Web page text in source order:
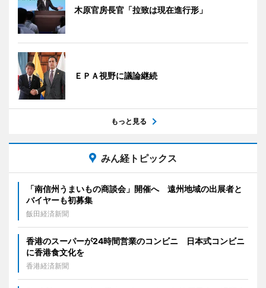
木原官房長官「拉致は現在進行形」
ＥＰＡ視野に議論継続
もっと見る
みん経トピックス
「南信州うまいもの商談会」開催へ 遠州地域の出展者と
バイヤーも初募集
飯田経済新聞
香港のスーパーが24時間営業のコンビニ 日本式コンビニ
に香港食文化を
香港経済新聞